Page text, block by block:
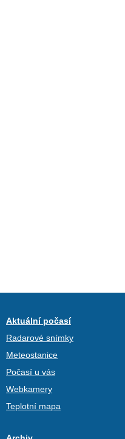
Aktuální počasí
Radarové snímky
Meteostanice
Počasí u vás
Webkamery
Teplotní mapa